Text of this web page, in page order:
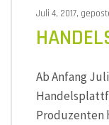
Juli 4, 2017,
Ab Anfang
Produzenten